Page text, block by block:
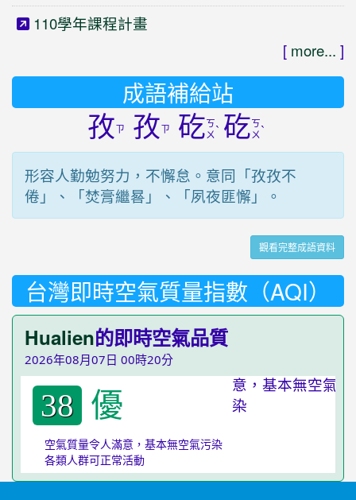
110學年課程計畫
[ more... ]
成語補給站
孜 ㄗ 孜 ㄗ 矻 ㄎ
ㄨˋ 矻 ㄎ
ㄨˋ
形容人勤勉努力，不懈怠。意同「孜孜不
倦」、「焚膏繼晷」、「夙夜匪懈」。
觀看完整成語資料
台灣即時空氣質量指數（AQI）
Hualien的即時空氣品質
2026年08月07日 00時20分
38 優
空氣質量令人滿意，基本無空氣污染
各類人群可正常活動